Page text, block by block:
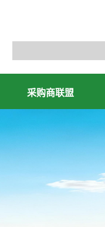
采购商联盟